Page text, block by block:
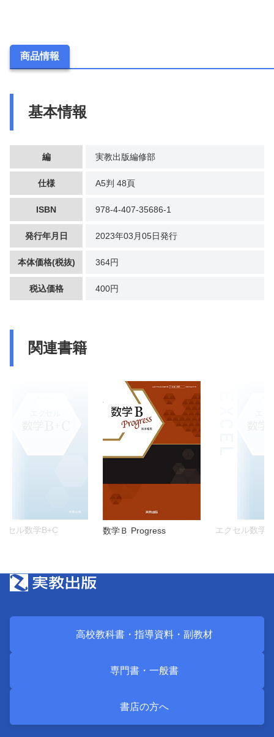
商品情報
基本情報
編 実教出版編修部
仕様 A5判 48頁
ISBN 978-4-407-35686-1
発行年月日 2023年03月05日発行
本体価格(税抜) 364円
税込価格 400円
関連書籍
セル数学B+C 数学Ｂ Progress エクセル数学
高校教科書・ 指導資料・ 副教材
専門書・ 一般書
書店の方へ